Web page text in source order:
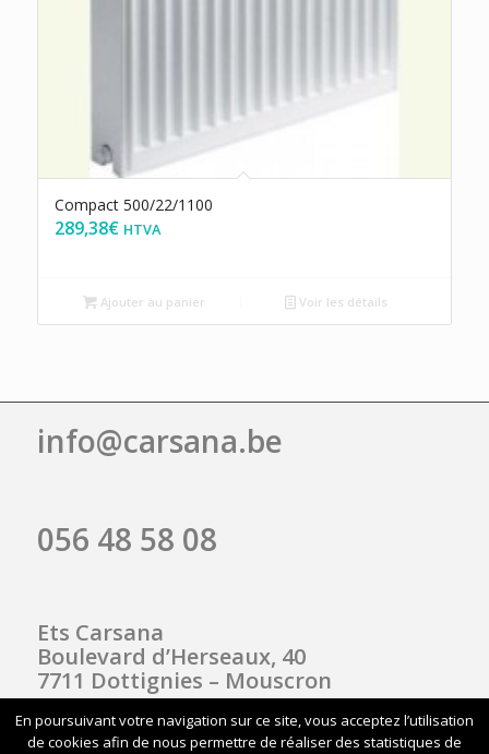
Compact 500/22/1100
289,38€ HTVA
Ajouter au panier Voir les détails
info@carsana.be
056 48 58 08
Ets Carsana
Boulevard d’Herseaux, 40
7711 Dottignies – Mouscron
En poursuivant votre navigation sur ce site, vous acceptez l’utilisation
de cookies afin de nous permettre de réaliser des statistiques de